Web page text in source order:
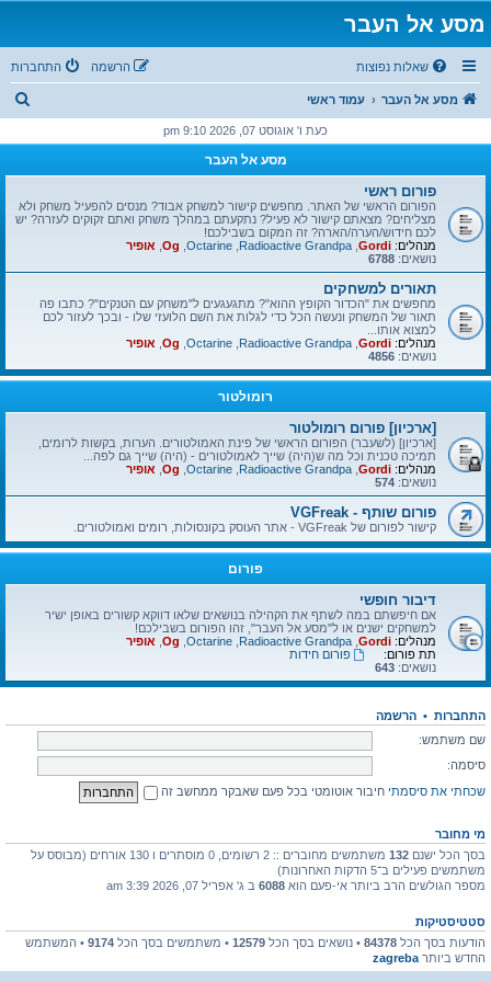
מסע אל העבר
שאלות נפוצות התחברות הרשמה
מסע אל העבר עמוד ראשי
ו
כעת ו' אוגוסט 07, 2026 9:10 pm
מסע אל העבר
פורום ראשי
הפורום הראשי של האתר. מחפשים קישור למשחק אבוד? מנסים להפעיל משחק ולא
מצליחים? מצאתם קישור לא פעיל? נתקעתם במהלך משחק ואתם זקוקים לעזרה? יש
לכם חידוש/הערה/הארה? זה המקום בשבילכם!
מנהלים: Gordi
Radioactive Grandpa
Octarine
Og אופיר
נושאים: 6788
תאורים למשחקים
מחפשים את "הכדור הקופץ ההוא"? מתגעגעים ל"משחק עם הטנקים"? כתבו פה
תאור של המשחק ונעשה הכל כדי לגלות את השם הלועזי שלו - ובכך לעזור לכם
למצוא אותו...
מנהלים: Gordi
Radioactive Grandpa
Octarine
Og אופיר
נושאים: 4856
רומולטור
[ארכיון] פורום רומולטור
[ארכיון] (לשעבר) הפורום הראשי של פינת האמולטורים. הערות, בקשות לרומים,
תמיכה טכנית וכל מה ש(היה) שייך לאמולטורים - (היה) שייך גם לפה...
מנהלים: Gordi
Radioactive Grandpa
Octarine
Og אופיר
נושאים: 574
פורום שותף - VGFreak
קישור לפורום של VGFreak - אתר העוסק בקונסולות, רומים ואמולטורים.
פורום
דיבור חופשי
אם חיפשתם במה לשתף את הקהילה בנושאים שלאו דווקא קשורים באופן ישיר
למשחקים ישנים או ל"מסע אל העבר", זהו הפורום בשבילכם!
מנהלים: Gordi
Radioactive Grandpa
Octarine
Og אופיר
תת פורום:
פורום חידות
נושאים: 643
התחברות • הרשמה
שם משתמש:
סיסמה:
שכחתי את סיסמתי חיבור אוטומטי בכל פעם שאבקר ממחשב זה
מי מחובר
בסך הכל ישנם 132
משתמשים מחוברים :: 2 רשומים, 0 מוסתרים ו 130 אורחים (מבוסס על
משתמשים פעילים ב־5 הדקות האחרונות)
מספר הגולשים הרב ביותר אי-פעם הוא 6088 ב ג' אפריל 07, 2026 3:39 am
סטטיסטיקות
הודעות בסך הכל 84378 • נושאים בסך הכל 12579 • משתמשים בסך הכל 9174 • המשתמש
החדש ביותר zagreba